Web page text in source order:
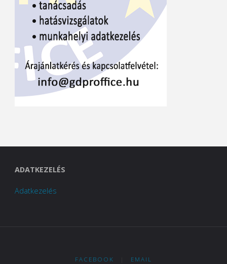
ADATKEZELÉS
Adatkezelés
FACEBOOK EMAIL